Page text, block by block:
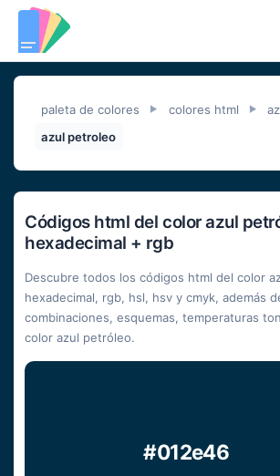
paleta de colores ► colores html ►
azul petroleo
Códigos html del color azul
hexadecimal + rgb
Descubre todos los códigos html del color
hexadecimal, rgb, hsl, hsv y cmyk, además
combinaciones, esquemas, temperaturas
color azul petróleo.
#012e46